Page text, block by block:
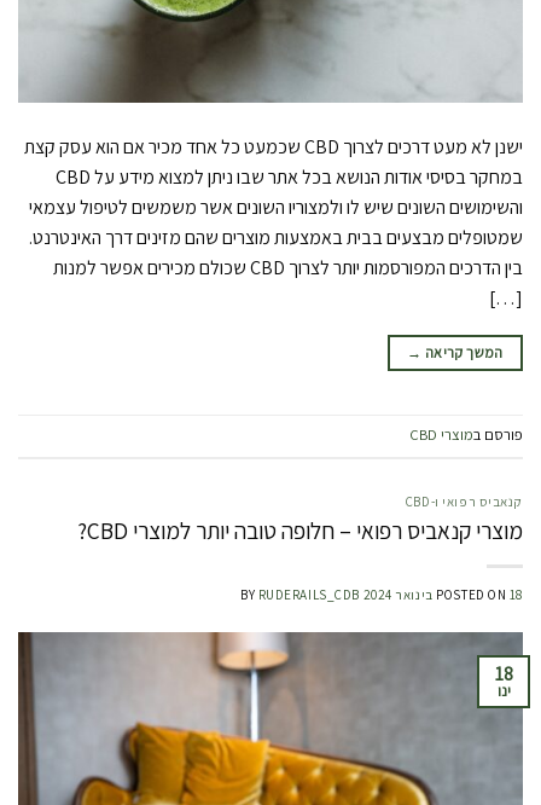
ישנן לא מעט דרכים לצרוך CBD שכמעט כל אחד מכיר אם הוא עסק קצת
במחקר בסיסי אודות הנושא בכל אתר שבו ניתן למצוא מידע על CBD
והשימושים השונים שיש לו ולמצוריו השונים אשר משמשים לטיפול עצמאי
שמטופלים מבצעים בבית באמצעות מוצרים שהם מזינים דרך האינטרנט.
בין הדרכים המפורסמות יותר לצרוך CBD שכולם מכירים אפשר למנות
[…]
המשך קריאה →
פורסם במוצרי CBD
קנאביס רפואי ו-CBD
מוצרי קנאביס רפואי – חלופה טובה יותר למוצרי CBD?
POSTED ON 18 בינואר 2024 BY RUDERAILS_CDB
18
ינו